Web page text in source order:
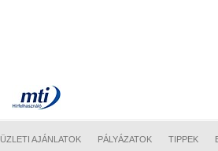
ÜZLETI AJÁNLATOK PÁLYÁZATOK TIPPEK